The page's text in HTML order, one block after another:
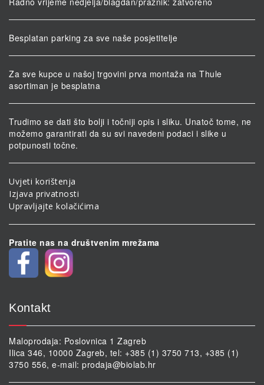
Besplatan parking za sve naše posjetitelje
Za sve kupce u našoj trgovini prva montaža na Thule
asortiman je besplatna
Trudimo se dati što bolji i točniji opis i sliku. Unatoč tome, ne
možemo garantirati da su svi navedeni podaci i slike u
potpunosti točne.
Uvjeti korištenja
Izjava privatnosti
Upravljajte kolačićima
Pratite nas na društvenim mrežama
Kontakt
Maloprodaja: Poslovnica 1 Zagreb
Ilica 346, 10000 Zagreb, tel: +385 (1) 3750 713, +385 (1)
3750 556, e-mail: prodaja@biolab.hr